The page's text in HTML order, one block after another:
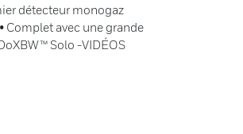
détecteur monogaz
Complet avec une grande
Solo -VIDÉOS